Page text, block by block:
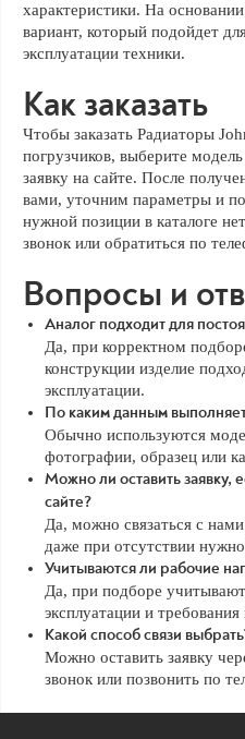
характеристики. На
вариант, который подойдет
эксплуатации техники.
Как заказать
Чтобы заказать Радиаторы
погрузчиков, выберите модель
заявку на сайте. После
вами, уточним параметры и
нужной позиции в каталоге
звонок или обратиться по
Вопросы и
Аналог подходит для
Да, при корректном
конструкции изделие
эксплуатации.
По каким данным
Обычно используются
фотографии, образец или
Можно ли оставить заявку,
сайте?
Да, можно связаться с
даже при отсутствии
Учитываются ли рабочие
Да, при подборе
эксплуатации и
Какой способ связи
Можно оставить заявку
звонок или позвонить по